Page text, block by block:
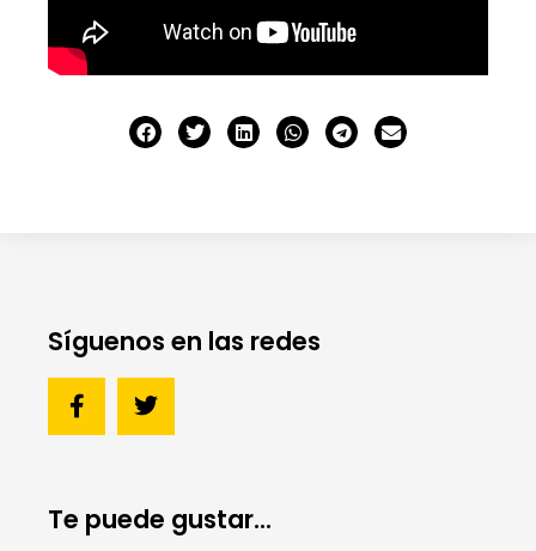
Síguenos en las redes
Te puede gustar...